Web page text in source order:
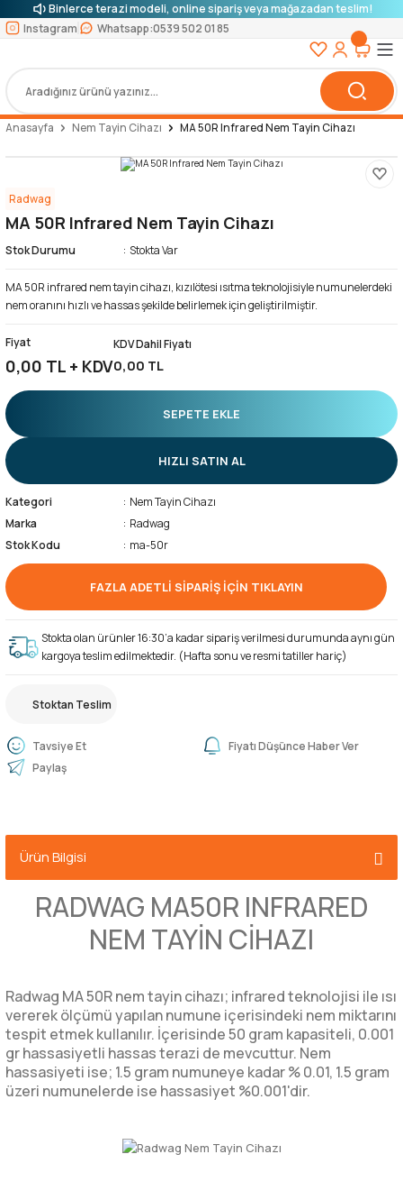
Binlerce terazi modeli, online sipariş veya mağazadan teslim!
Instagram
Whatsapp:0539 502 01 85
Anasayfa Nem Tayin Cihazı MA 50R Infrared Nem Tayin Cihazı
Radwag
MA 50R Infrared Nem Tayin Cihazı
Stok Durumu Stokta Var
MA 50R infrared nem tayin cihazı, kızılötesi ısıtma teknolojisiyle numunelerdeki
nem oranını hızlı ve hassas şekilde belirlemek için geliştirilmiştir.
Fiyat
0,00 TL + KDV
KDV Dahil Fiyatı
0,00 TL
SEPETE EKLE
HIZLI SATIN AL
Kategori
Nem Tayin Cihazı
Marka
Radwag
Stok Kodu
ma-50r
FAZLA ADETLİ SİPARİŞ İÇİN TIKLAYIN
Stokta olan ürünler 16:30’a kadar sipariş verilmesi durumunda aynı gün
kargoya teslim edilmektedir. (Hafta sonu ve resmi tatiller hariç)
Stoktan Teslim
Tavsiye Et
Fiyatı Düşünce Haber Ver
Paylaş
Ürün Bilgisi
RADWAG MA50R INFRARED
NEM TAYİN CİHAZI
Radwag MA 50R nem tayin cihazı; infrared teknolojisi ile ısı
vererek ölçümü yapılan numune içerisindeki nem miktarını
tespit etmek kullanılır. İçerisinde 50 gram kapasiteli, 0.001
gr hassasiyetli hassas terazi de mevcuttur. Nem
hassasiyeti ise; 1.5 gram numuneye kadar % 0.01, 1.5 gram
üzeri numunelerde ise hassasiyet %0.001'dir.